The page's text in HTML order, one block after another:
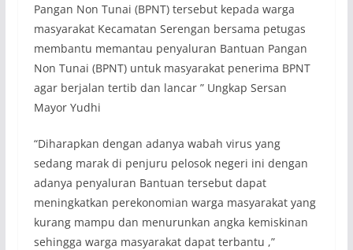
Pangan Non Tunai (BPNT) tersebut kepada warga
masyarakat Kecamatan Serengan bersama petugas
membantu memantau penyaluran Bantuan Pangan
Non Tunai (BPNT) untuk masyarakat penerima BPNT
agar berjalan tertib dan lancar ” Ungkap Sersan
Mayor Yudhi
“Diharapkan dengan adanya wabah virus yang
sedang marak di penjuru pelosok negeri ini dengan
adanya penyaluran Bantuan tersebut dapat
meningkatkan perekonomian warga masyarakat yang
kurang mampu dan menurunkan angka kemiskinan
sehingga warga masyarakat dapat terbantu ,”